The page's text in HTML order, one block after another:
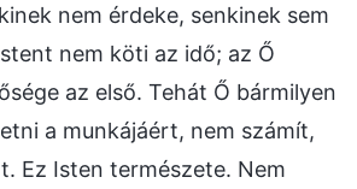
nem érdeke, senkinek sem
nem köti az idő; az Ő
az első. Tehát Ő bármilyen
a munkájáért, nem számít,
Ez Isten természete. Nem